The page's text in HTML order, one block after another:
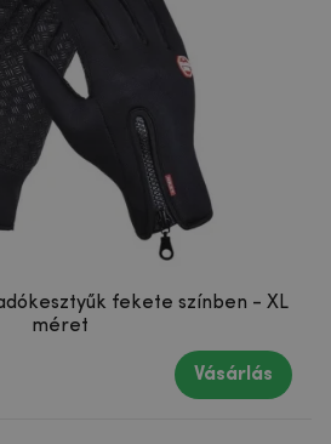
fekete színben - XL
méret
Vásárlás